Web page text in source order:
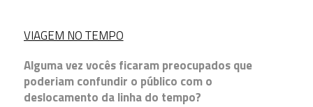
VIAGEM NO TEMPO
Alguma vez vocês ficaram preocupados que
poderiam confundir o público com o
deslocamento da linha do tempo?